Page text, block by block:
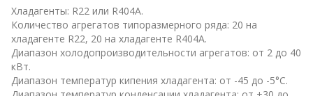
Хладагенты: R22 или R404А.
Количество агрегатов типоразмерного ряда: 20 на
хладагенте R22, 20 на хладагенте R404А.
Диапазон холодопроизводительности агрегатов: от 2 до 40
кВт.
Диапазон температур кипения хладагента: от -45 до -5°С.